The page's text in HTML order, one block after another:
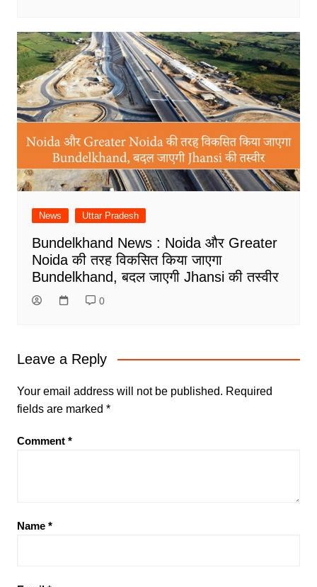
News Uttar Pradesh
Bundelkhand News : Noida और Greater
Noida की तरह विकसित किया जाएगा
Bundelkhand, बदल जाएगी Jhansi की तस्वीर
0
Leave a Reply
Your email address will not be published. Required
fields are marked *
Comment *
Name *